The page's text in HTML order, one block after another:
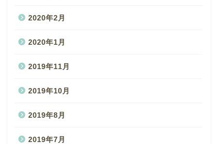
2020年2月
2020年1月
2019年11月
2019年10月
2019年8月
2019年7月